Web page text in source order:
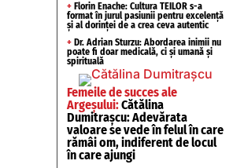
+ Florin Enache: Cultura TEILOR s-a
format în jurul pasiunii pentru excelență
și al dorinței de a crea ceva autentic
+ Dr. Adrian Sturzu: Abordarea inimii nu
poate fi doar medicală, ci și umană și
spirituală
Femeile de succes ale
Argeșului:Cătălina
Dumitrașcu: Adevărata
valoare se vede în felul în care
rămâi om, indiferent de locul
în care ajungi